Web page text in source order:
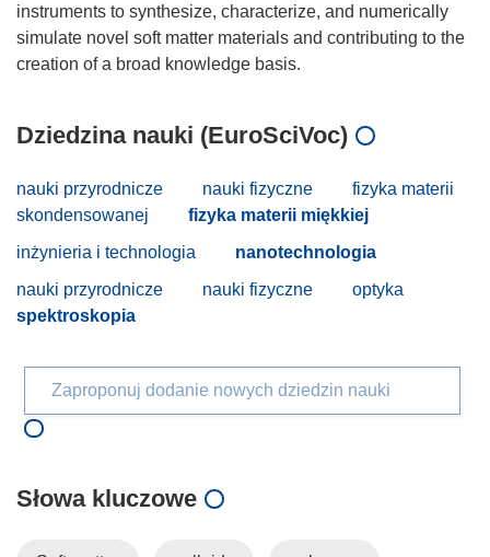
instruments to synthesize, characterize, and numerically
simulate novel soft matter materials and contributing to the
Dziedzina nauki (EuroSciVoc)
nauki przyrodnicze nauki fizyczne
fizyka materii
skondensowanej
fizyka materii miękkiej
inżynieria i technologia
nanotechnologia
nauki przyrodnicze
nauki fizyczne
optyka
spektroskopia
Zaproponuj dodanie nowych dziedzin nauki
Słowa kluczowe